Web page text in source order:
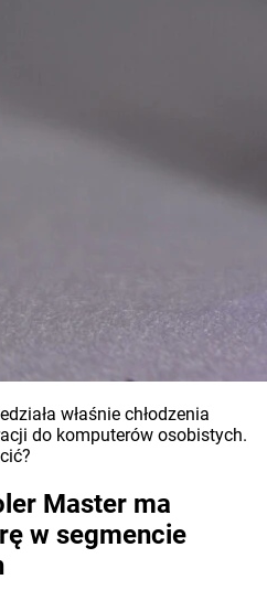
właśnie chłodzenia
do komputerów osobistych.
Master ma
w segmencie